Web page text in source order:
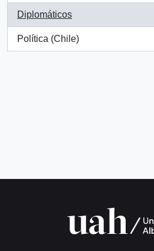
Diplomáticos
, 2 results
Política (Chile)
, 1 results